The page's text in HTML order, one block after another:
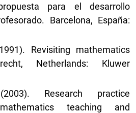
para el desarrollo
Barcelona, España:
Revisiting mathematics
Netherlands: Kluwer
Research practice
teaching and